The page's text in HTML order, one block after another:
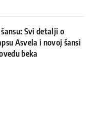
Svi detalji o
Asvela i novoj šansi
beka